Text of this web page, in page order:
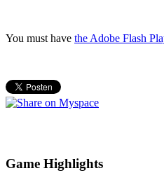
You must have the Adobe Flash
Game Highlights